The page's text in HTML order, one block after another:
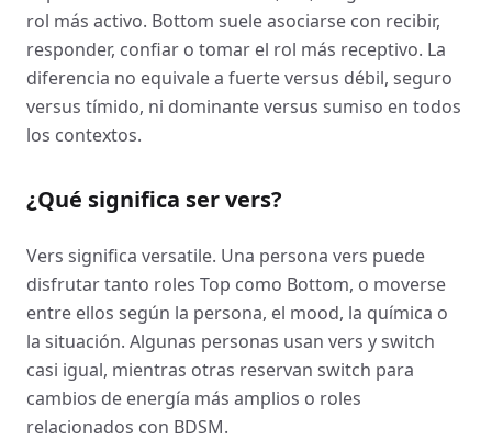
rol más activo. Bottom suele asociarse con recibir,
responder, confiar o tomar el rol más receptivo. La
diferencia no equivale a fuerte versus débil, seguro
versus tímido, ni dominante versus sumiso en todos
los contextos.
¿Qué significa ser vers?
Vers significa versatile. Una persona vers puede
disfrutar tanto roles Top como Bottom, o moverse
entre ellos según la persona, el mood, la química o
la situación. Algunas personas usan vers y switch
casi igual, mientras otras reservan switch para
cambios de energía más amplios o roles
relacionados con BDSM.